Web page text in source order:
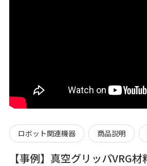
ロボット関連機器 商品説明
【事例】真空グリッパVRG